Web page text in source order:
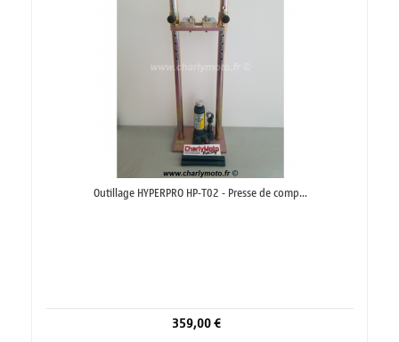
Outillage HYPERPRO HP-T02 - Presse de comp...
359,00 €